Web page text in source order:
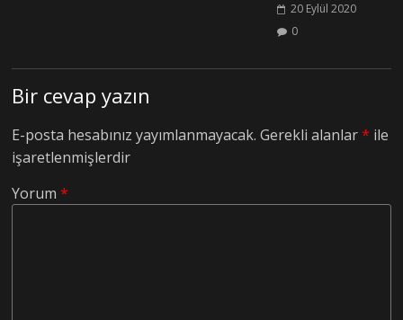
20 Eylül 2020
0
Bir cevap yazın
E-posta hesabınız yayımlanmayacak. Gerekli alanlar* ile
işaretlenmişlerdir
Yorum*